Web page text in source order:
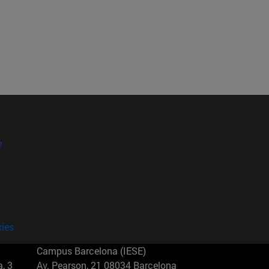
3
Campus Barcelona (IESE)
Av. Pearson, 21 08034 Barcelona